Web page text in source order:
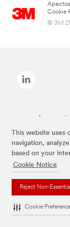
This website uses
navigation,
based on your
Cookie Notice
Reject Non-
Cookie
Cookie
© 3M
As marcas